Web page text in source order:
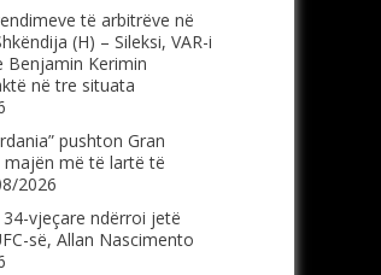
të arbitrëve në
(H) – Sileksi, VAR-i
Benjamin Kerimin
në tre situata
pushton Gran
majën më të lartë të
2026
vjeçare ndërroi jetë
së, Allan Nascimento